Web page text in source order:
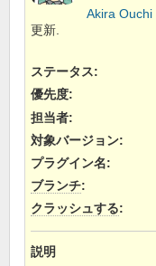
Akira Ouchi
更新.
ステータス:
優先度:
担当者:
対象バージョン:
プラグイン名:
ブランチ:
クラッシュする:
説明